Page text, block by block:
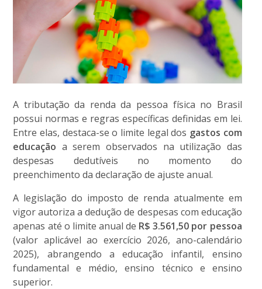
A tributação da renda da pessoa física no Brasil
possui normas e regras específicas definidas em lei.
Entre elas, destaca-se o limite legal dos gastos com
educação a serem observados na utilização das
despesas dedutíveis no momento do
preenchimento da declaração de ajuste anual.
A legislação do imposto de renda atualmente em
vigor autoriza a dedução de despesas com educação
apenas até o limite anual de R$ 3.561,50 por pessoa
(valor aplicável ao exercício 2026, ano-calendário
2025), abrangendo a educação infantil, ensino
fundamental e médio, ensino técnico e ensino
superior.